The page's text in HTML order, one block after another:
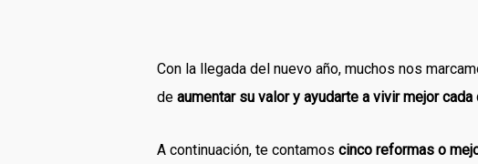
Con la llegada del nuevo año, muchos nos
de aumentar su valor y ayudarte a vivir mejor cada
A continuación, te contamos cinco reformas o